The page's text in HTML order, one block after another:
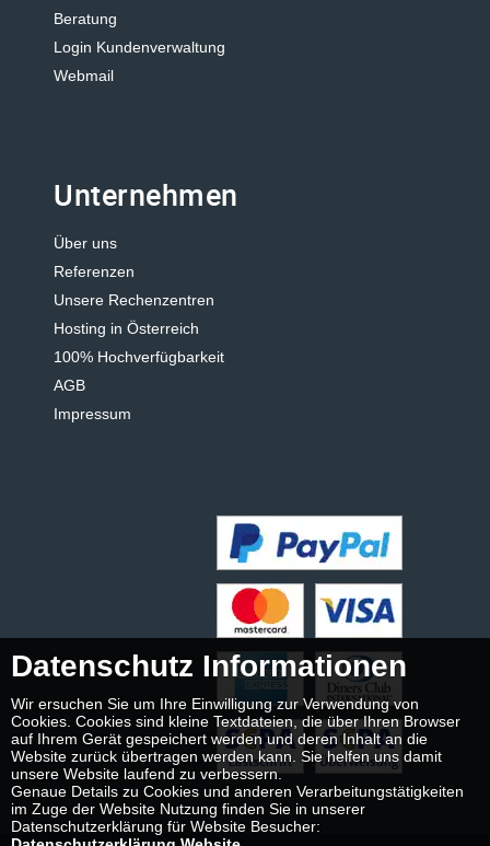
Beratung
Login Kundenverwaltung
Webmail
Unternehmen
Über uns
Referenzen
Unsere Rechenzentren
Hosting in Österreich
100% Hochverfügbarkeit
AGB
Impressum
Datenschutz Informationen
Wir ersuchen Sie um Ihre Einwilligung zur Verwendung von
Cookies. Cookies sind kleine Textdateien, die über Ihren Browser
auf Ihrem Gerät gespeichert werden und deren Inhalt an die
Website zurück übertragen werden kann. Sie helfen uns damit
unsere Website laufend zu verbessern.
Genaue Details zu Cookies und anderen Verarbeitungstätigkeiten
im Zuge der Website Nutzung finden Sie in unserer
Datenschutzerklärung für Website Besucher: